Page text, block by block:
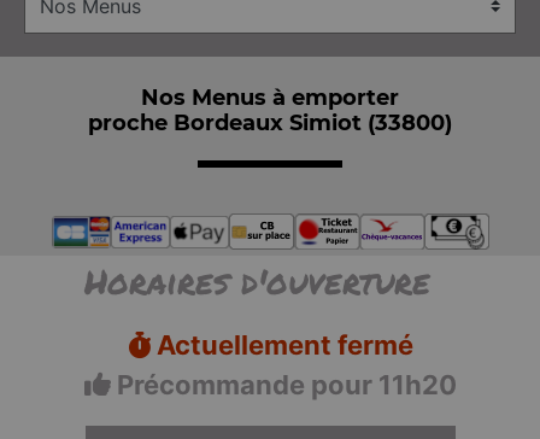
Nos Menus à emporter
proche Bordeaux Simiot (33800)
Horaires d'ouverture
Actuellement fermé
Précommande pour 11h20